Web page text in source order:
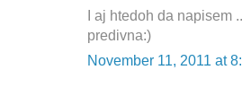
I aj htedoh da
predivna:)
November 11, 2011 at